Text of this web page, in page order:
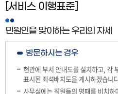
[서비스 이행표준]
민원인을 맞이하는 우리의 자세
방문하시는 경우
현관에 부서 안내도를 설치하고, 각
표시된 죄석배치도을 게시하겠습니
사무실에는 직원들의 명패를 비치